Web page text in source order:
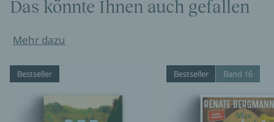
Das könnte Ihnen auch gefallen
Mehr dazu
Bestseller Bestseller Band 16